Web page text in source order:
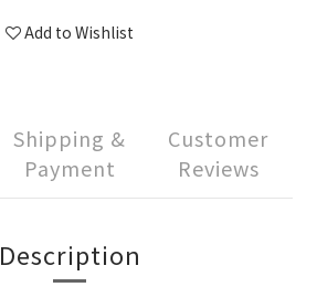
Add to Wishlist
Shipping &
Payment
Customer
Reviews
Description